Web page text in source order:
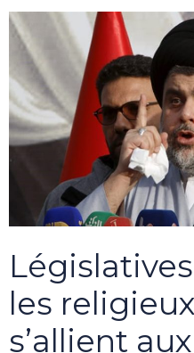
les
s’allient aux